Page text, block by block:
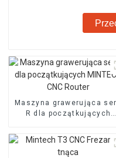
Maszyna grawerująca
R dla początkujących